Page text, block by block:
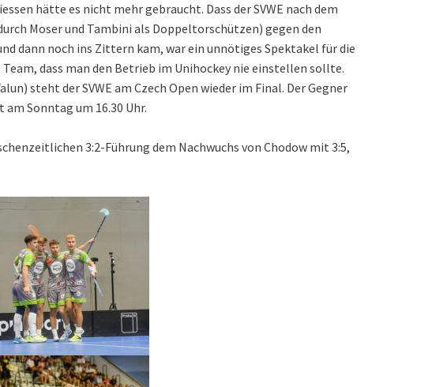
hätte es nicht mehr gebraucht. Dass der SVWE nach dem
Moser und Tambini als Doppeltorschützen) gegen den
dann noch ins Zittern kam, war ein unnötiges Spektakel für die
dass man den Betrieb im Unihockey nie einstellen sollte.
steht der SVWE am Czech Open wieder im Final. Der Gegner
Sonntag um 16.30 Uhr.
3:2-Führung dem Nachwuchs von Chodow mit 3:5,